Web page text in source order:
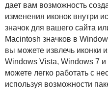
дает вам возможность
изменения иконок внутри
значок для вашего сайта
Macintosh значков в
вы можете извлечь иконки
Windows Vista, Windows 7
можете легко работать с
используя возможности